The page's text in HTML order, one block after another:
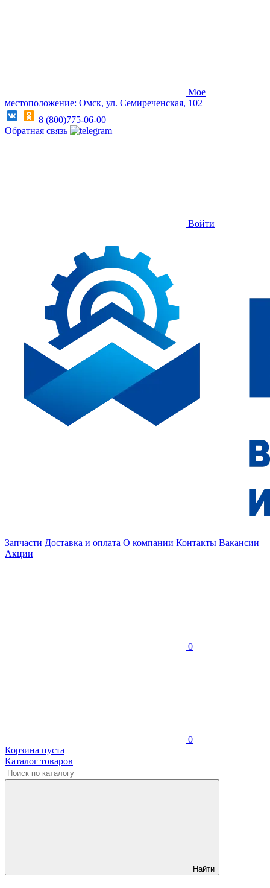
Мое
местоположение: Омск, ул. Семиреченская, 102
8 (800)775-06-00
Обратная связь
Войти
Запчасти Доставка и оплата О компании Контакты Вакансии
Акции
0
0
Корзина пуста
Каталог товаров
Найти